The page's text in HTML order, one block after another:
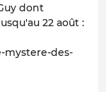
dont
22 août :
mystere-des-